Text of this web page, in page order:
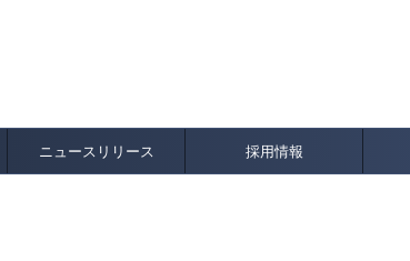
ニュースリリース 採用情報